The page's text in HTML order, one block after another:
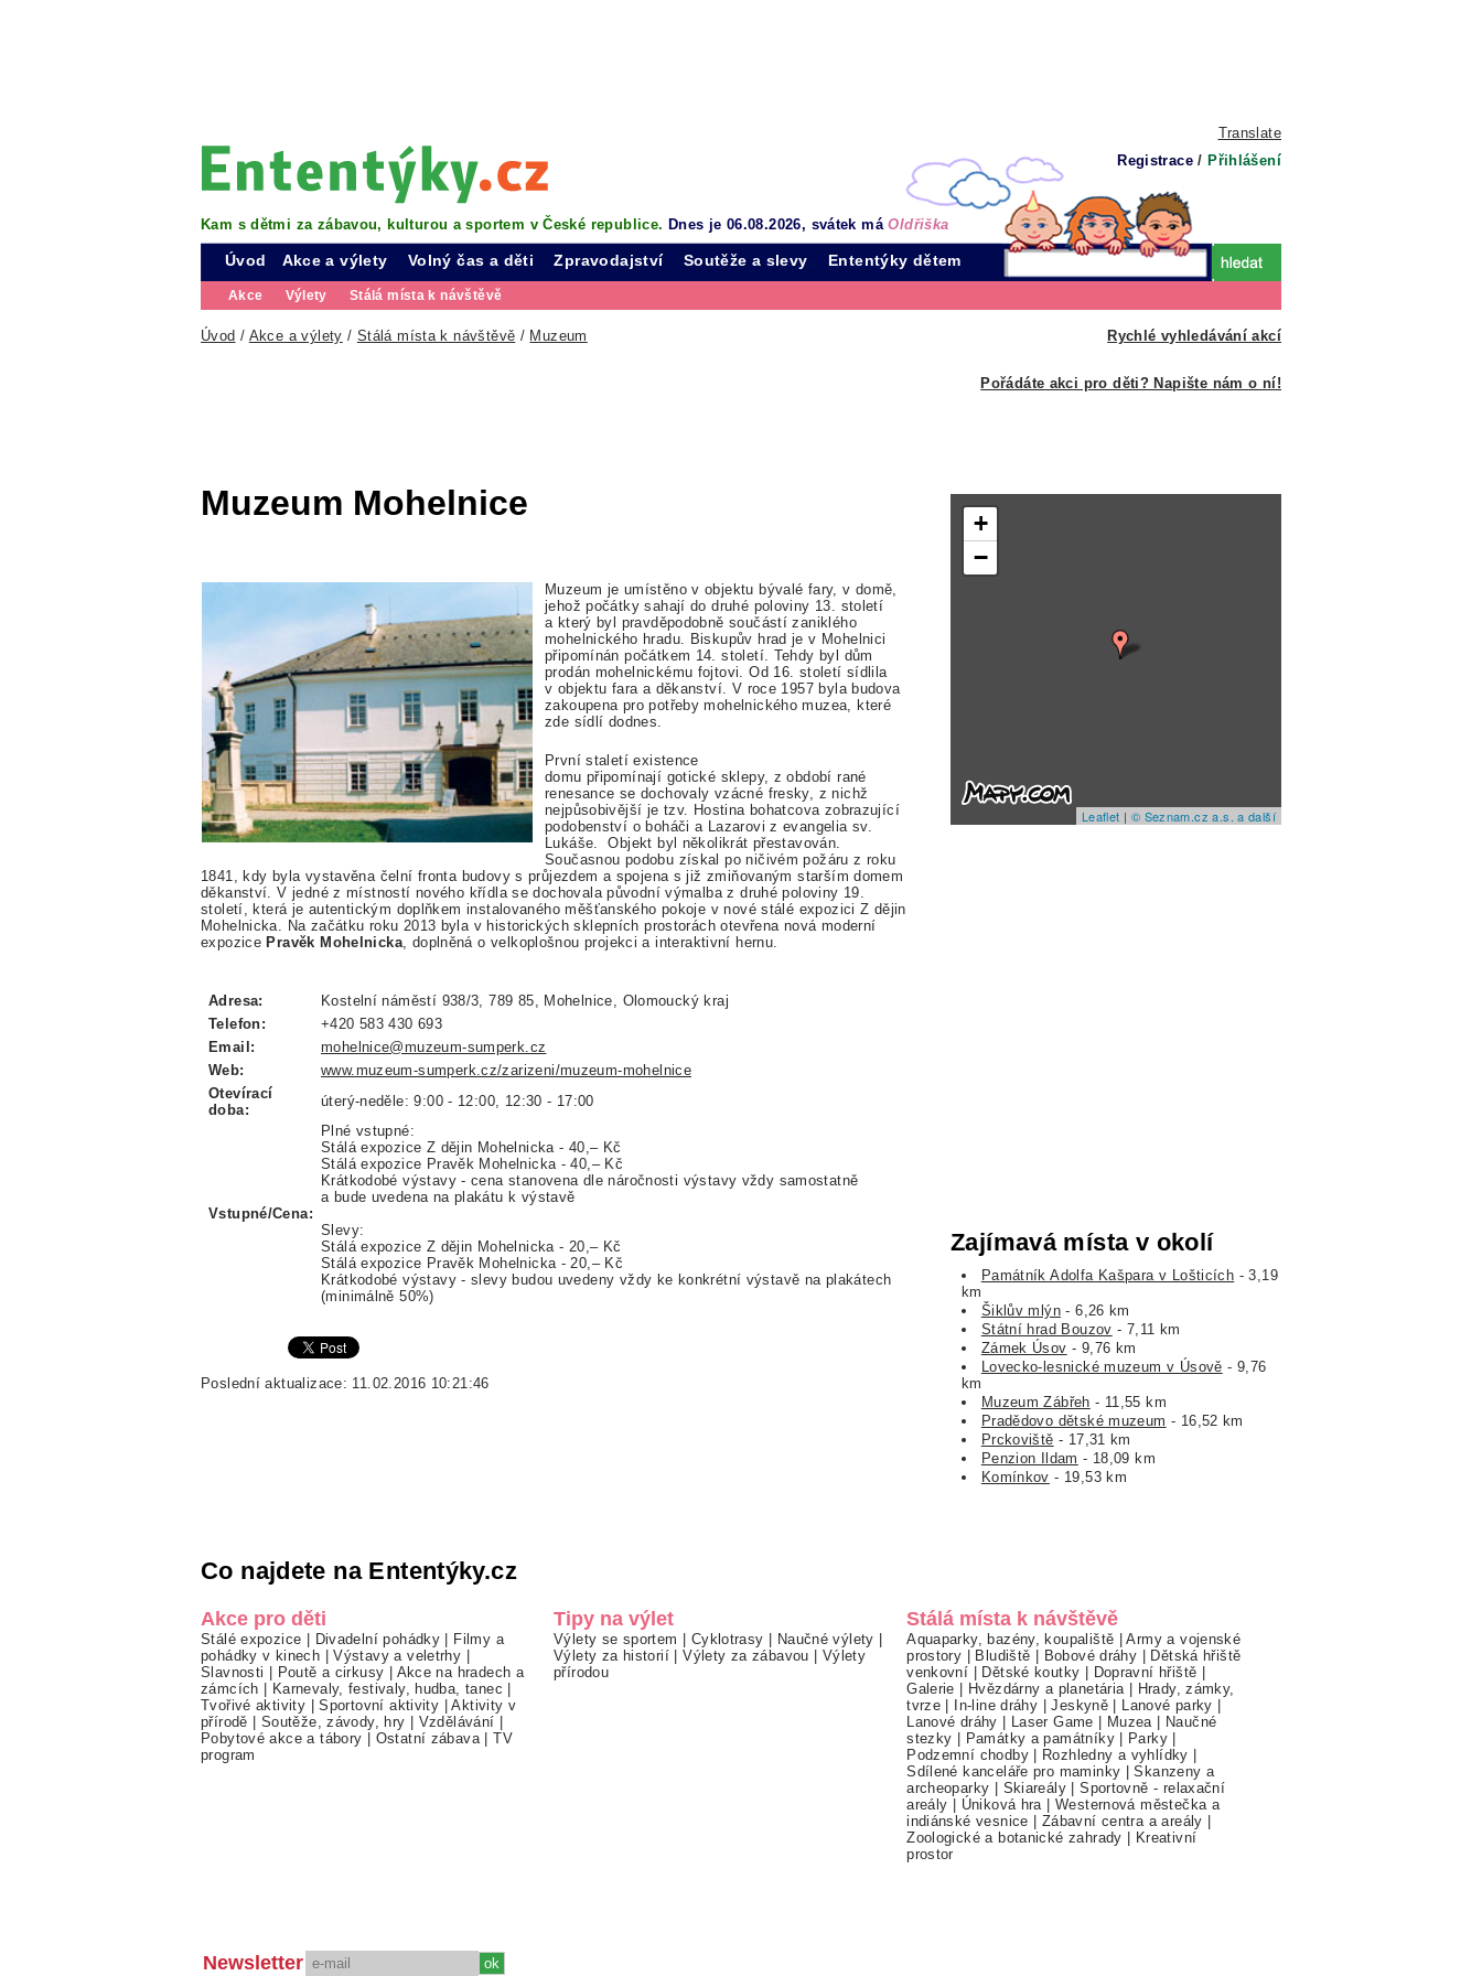
Translate
Registrace / Přihlášení
Kam s dětmi za zábavou, kulturou a sportem v České republice. Dnes je 06.08.2026, svátek máOldřiška
Úvod Akce a výlety
Akce Výlety Stálá místa k návštěvě
Volný čas a děti Zpravodajství Soutěže a slevy Ententýky dětem
Rychlé vyhledávání akcí
Úvod / Akce a výlety / Stálá místa k návštěvě / Muzeum
Pořádáte akci pro děti? Napište nám o ní!
Muzeum Mohelnice
Muzeum je umístěno v objektu bývalé fary, v domě,
jehož počátky sahají do druhé poloviny 13. století
a který byl pravděpodobně součástí zaniklého
mohelnického hradu. Biskupův hrad je v Mohelnici
připomínán počátkem 14. století. Tehdy byl dům
prodán mohelnickému fojtovi. Od 16. století sídlila
v objektu fara a děkanství. V roce 1957 byla budova
zakoupena pro potřeby mohelnického muzea, které
zde sídlí dodnes.
První staletí existence
domu připomínají gotické sklepy, z období rané
renesance se dochovaly vzácné fresky, z nichž
nejpůsobivější je tzv. Hostina bohatcova zobrazující
podobenství o boháči a Lazarovi z evangelia sv.
Lukáše. Objekt byl několikrát přestavován.
Současnou podobu získal po ničivém požáru z roku
1841, kdy byla vystavěna čelní fronta budovy s průjezdem a spojena s již zmiňovaným starším domem
děkanství. V jedné z místností nového křídla se dochovala původní výmalba z druhé poloviny 19.
století, která je autentickým doplňkem instalovaného měšťanského pokoje v nové stálé expozici Z dějin
Mohelnicka. Na začátku roku 2013 byla v historických sklepních prostorách otevřena nová moderní
expozicePravěk Mohelnicka , doplněná o velkoplošnou projekci a interaktivní hernu.
Adresa:
Kostelní náměstí 938/3, 789 85, Mohelnice, Olomoucký kraj
Telefon:
+420 583 430 693
Email:
mohelnice@muzeum-sumperk.cz
Web:
www.muzeum-sumperk.cz/zarizeni/muzeum-mohelnice
Otevírací
doba:
úterý-neděle: 9:00 - 12:00, 12:30 - 17:00
Vstupné/Cena:
Plné vstupné:
Stálá expozice Z dějin Mohelnicka - 40,– Kč
Stálá expozice Pravěk Mohelnicka - 40,– Kč
Krátkodobé výstavy - cena stanovena dle náročnosti výstavy vždy samostatně
a bude uvedena na plakátu k výstavě
Slevy:
Stálá expozice Z dějin Mohelnicka - 20,– Kč
Stálá expozice Pravěk Mohelnicka - 20,– Kč
Krátkodobé výstavy - slevy budou uvedeny vždy ke konkrétní výstavě na plakátech
(minimálně 50%)
Poslední aktualizace: 11.02.2016 10:21:46
+
−
Leaflet | © Seznam.cz a.s. a další
Zajímavá místa v okolí
Památník Adolfa Kašpara v Lošticích - 3,19
km
Šiklův mlýn - 6,26 km
Státní hrad Bouzov - 7,11 km
Zámek Úsov - 9,76 km
Lovecko-lesnické muzeum v Úsově - 9,76
km
Muzeum Zábřeh - 11,55 km
Pradědovo dětské muzeum - 16,52 km
Prckoviště - 17,31 km
Penzion Ildam - 18,09 km
Komínkov - 19,53 km
Co najdete na Ententýky.cz
Akce pro děti
Stálé expozice | Divadelní pohádky | Filmy a
pohádky v kinech |Výstavy a veletrhy |
Slavnosti | Poutě a cirkusy | Akce na hradech a
zámcích | Karnevaly, festivaly, hudba, tanec |
Tvořivé aktivity |Sportovní aktivity |Aktivity v
přírodě | Soutěže, závody, hry | Vzdělávání |
Pobytové akce a tábory | Ostatní zábava |TV
program
Tipy na výlet
Výlety se sportem | Cyklotrasy | Naučné výlety |
Výlety za historií |Výlety za zábavou | Výlety
přírodou
Stálá místa k návštěvě
Aquaparky, bazény, koupaliště |Army a vojenské
prostory | Bludiště | Bobové dráhy | Dětská hřiště
venkovní | Dětské koutky | Dopravní hřiště |
Galerie | Hvězdárny a planetária | Hrady, zámky,
tvrze | In-line dráhy |Jeskyně | Lanové parky |
Lanové dráhy | Laser Game | Muzea | Naučné
stezky | Památky a památníky| Parky |
Podzemní chodby| Rozhledny a vyhlídky |
Sdílené kanceláře pro maminky |Skanzeny a
archeoparky | Skiareály |Sportovně - relaxační
areály | Úniková hra |Westernová městečka a
indiánské vesnice | Zábavní centra a areály |
Zoologické a botanické zahrady | Kreativní
prostor
Newsletter